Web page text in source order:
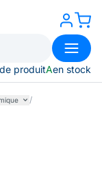
de produitAen stock
/